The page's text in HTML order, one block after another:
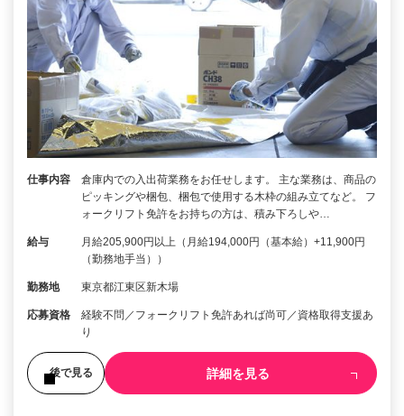
仕事内容
倉庫内での入出荷業務をお任せします。 主な業務は、商品の
ピッキングや梱包、梱包で使用する木枠の組み立てなど。 フ
ォークリフト免許をお持ちの方は、積み下ろしや…
給与
月給205,900円以上（月給194,000円（基本給）+11,900円
（勤務地手当））
勤務地 東京都江東区新木場
応募資格
経験不問／フォークリフト免許あれば尚可／資格取得支援あ
り
後で見る 詳細を見る